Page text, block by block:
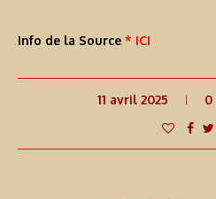
Info de la Source * ICI
11 avril 2025 0